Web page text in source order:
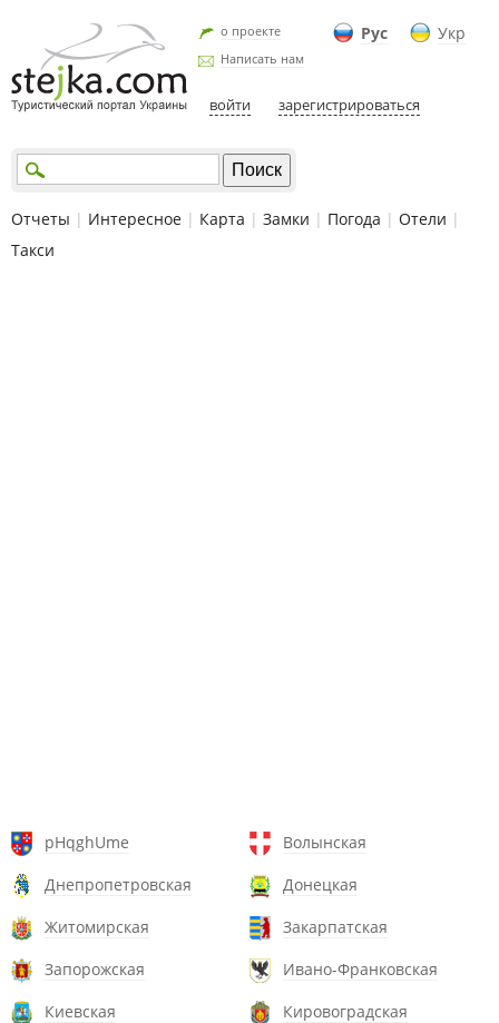
Рус Укр
о проекте
Написать нам
войти зарегистрироваться
Отчеты | Интересное | Карта | Замки | Погода | Отели |
Такси
pHqghUme
Волынская
Днепропетровская
Донецкая
Житомирская
Закарпатская
Запорожская
Ивано-Франковская
Киевская
Кировоградская